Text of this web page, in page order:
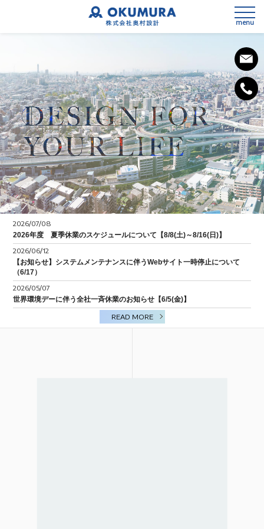
私たちの想い
会社概要
SDGsへの取組み
事業内容
3次元測量
設計
BIM/CIM
2026/07/08
2026年度 夏季休業のスケジュールについて【8/8(土)～8/16(日)】
2026/06/12
【お知らせ】システムメンテナンスに伴うWebサイト一時停止について
（6/17）
2026/05/07
世界環境デーに伴う全社一斉休業のお知らせ【6/5(金)】
READ MORE
menu